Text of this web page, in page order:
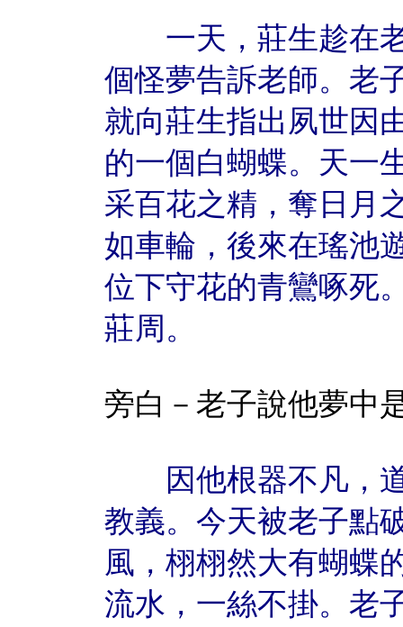
一天，莊生趁在老
個怪夢告訴老師。老
就向莊生指出夙世因
的一個白蝴蝶。天一
采百花之精，奪日月
如車輪，後來在瑤池
位下守花的青鸞啄死
莊周。
旁白－老子說他夢中
因他根器不凡，道
教義。今天被老子點
風，栩栩然大有蝴蝶
流水，一絲不掛。老